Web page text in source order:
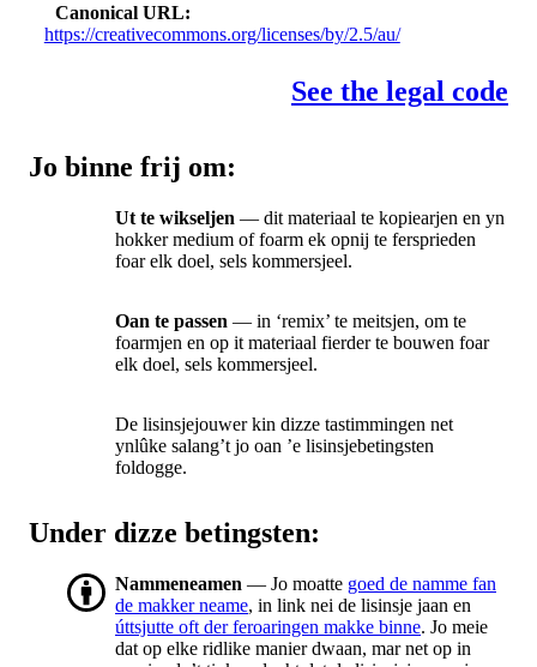
Canonical URL
https://creativecommons.org/licenses/by/2.5/au/
See the legal code
Jo binne frij om:
Ut te wikseljen — dit materiaal te kopiearjen en yn
hokker medium of foarm ek opnij te fersprieden
foar elk doel, sels kommersjeel.
Oan te passen — in ‘remix’ te meitsjen, om te
foarmjen en op it materiaal fierder te bouwen foar
elk doel, sels kommersjeel.
De lisinsjejouwer kin dizze tastimmingen net
ynlûke salang’t jo oan ’e lisinsjebetingsten
foldogge.
Under dizze betingsten:
Nammeneamen — Jo moatte goed de namme fan
de makker neame, in link nei de lisinsje jaan en
úttsjutte oft der feroaringen makke binne. Jo meie
dat op elke ridlike manier dwaan, mar net op in